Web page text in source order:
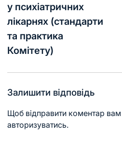
у психіатричних
лікарнях (стандарти
та практика
Комітету)
Залишити відповідь
Щоб відправити коментар вам
авторизуватись.